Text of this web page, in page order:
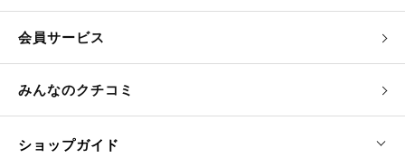
会員サービス
みんなのクチコミ
ショップガイド